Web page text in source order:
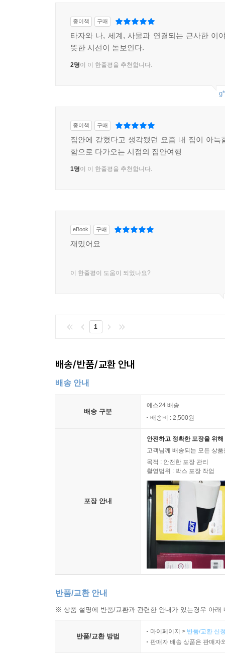
종이책 구매
타자와 나, 세계, 사물과 연결되는 근사한 이
뜻한 시선이 돋보인다.
2명이 이 한줄평을 추천합니다.
종이책 구매
집안에 갇혔다고 생각됐던 요즘 내 집이 아늑
함으로 다가오는 시점의 집안여행
1명이 이 한줄평을 추천합니다.
eBook 구매
재밌어요
이 한줄평이 도움이 되었나요?
1
배송/반품/교환 안내
배송 안내
배송 구분
예스24 배송
배송비 : 2,500원
포장 안내
안전하고 정확한 포장을 위
고객님께 배송되는 모든 상
목적 : 안전한 포장 관리
촬영범위 : 박스 포장 작업
반품/교환 안내
※ 상품 설명에 반품/교환과 관련한 안내가 있는경우 아
반품/교환 방법
마이페이지 > 반품/교환 신
판매자 배송 상품은 판매자